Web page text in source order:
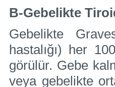
B-Gebelikte
Gebelikte
hastalığı) her
görülür. Gebe
veya gebelikte